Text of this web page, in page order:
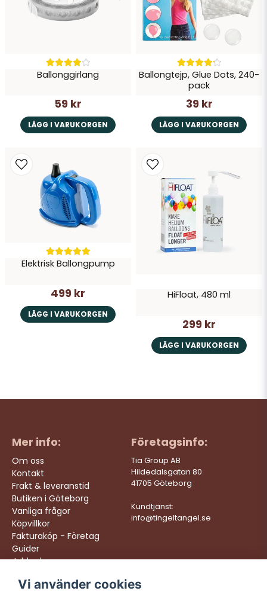
Ballonggirlang
59 kr
LÄGG I VARUKORGEN
Ballongtejp, Glue Dots, 240-
pack
39 kr
LÄGG I VARUKORGEN
Elektrisk Ballongpump
499 kr
LÄGG I VARUKORGEN
HiFloat, 480 ml
299 kr
LÄGG I VARUKORGEN
Mer info:
Om oss
Kontakt
Frakt & leveranstid
Butiken i Göteborg
Vanliga frågor
Köpvillkor
Fakturaköp - Företag
Guider
Jobba hos oss
Företagsinfo:
Tia Group AB
Hildedalsgatan 80
41705 Göteborg
Kundtjänst:
info@tingeltangel.se
Följ oss: Vi levererar:
Vi använder cookies